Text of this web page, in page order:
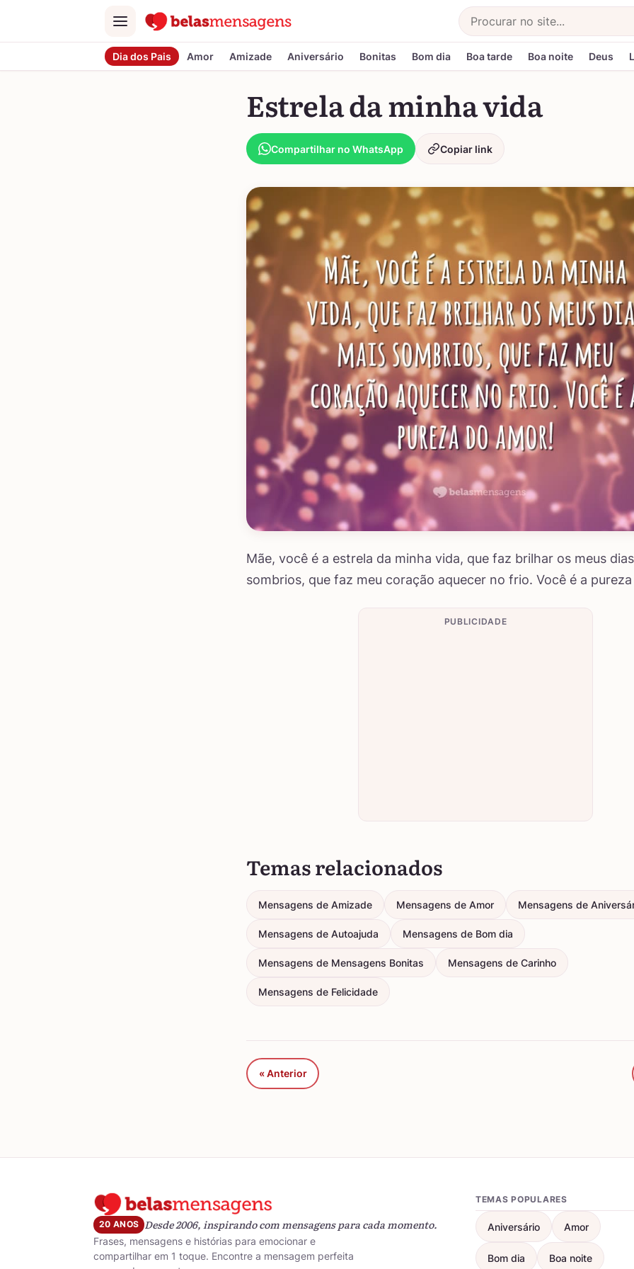
Menu
Buscar
Dia dos Pais Amor Amizade Aniversário Bonitas Bom dia Boa tarde Boa noite Deus
Estrela da minha vida
Compartilhar no WhatsApp Copiar link
Mãe, você é a estrela da minha vida, que faz brilhar os meus
sombrios, que faz meu coração aquecer no frio. Você é a
PUBLICIDADE
Temas relacionados
Mensagens de Amizade Mensagens de Amor Mensagens de
Mensagens de Autoajuda Mensagens de Bom dia
Mensagens de Mensagens Bonitas Mensagens de Carinho
Mensagens de Felicidade
« Anterior
20 ANOS Desde 2006, inspirando com mensagens para cada momento.
Frases, mensagens e histórias para emocionar e
compartilhar em 1 toque. Encontre a mensagem perfeita
TEMAS POPULARES
Aniversário Amor
Bom dia Boa noite